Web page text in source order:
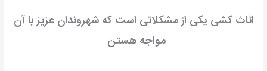
اثاث کشی یکی از مشکلاتی است که شهروندان عزیز با آن
مواجه هستن